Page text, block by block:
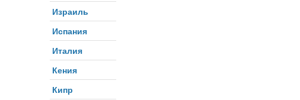
Израиль
Испания
Италия
Кения
Кипр